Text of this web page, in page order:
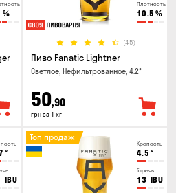
%
Плотность
10.5 %
(45)
Пиво Fanatic Lightner
Светлое, Нефильтрованное, 4.2°
50,90
грн за 1 кг
°
IBU
Крепость
4.5 °
Горечь
13 IBU
Топ продаж